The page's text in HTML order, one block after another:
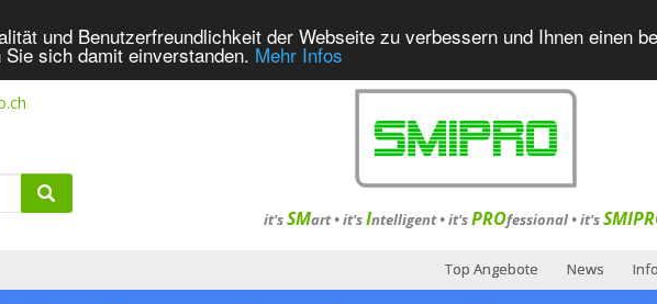
und Benutzerfreundlichkeit der Webseite zu verbessern und Ihnen einen
sich damit einverstanden. Mehr Infos
it'sSMart •it'sIntelligent•it'sPROfessional•it's
Top Angebote News